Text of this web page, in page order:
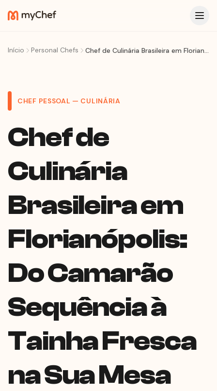
Início Personal Chefs Chef de Culinária Brasileira em Florianópolis: Do Camarão Sequência à Tainha Fresca na Sua Mesa
CHEF PESSOAL — CULINÁRIA
Chef de
Culinária
Brasileira em
Florianópolis:
Do Camarão
Sequência à
Tainha Fresca
na Sua Mesa